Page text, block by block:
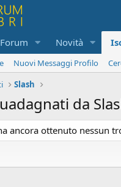
Forum Novità
Nuovi Messaggi Profilo
Slash
da
ancora ottenuto nessun